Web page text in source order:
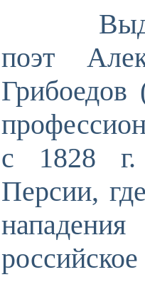
поэт
Грибоедов
с 1828
Персии,